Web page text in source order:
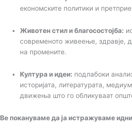
економските политики и
Животен стил и благосостојба:
современото живеење, здравје,
на промените.
Култура и идеи: подлабоки
историјата, литературата,
движења што го обликуваат
Ве покануваме да ја истражуваме